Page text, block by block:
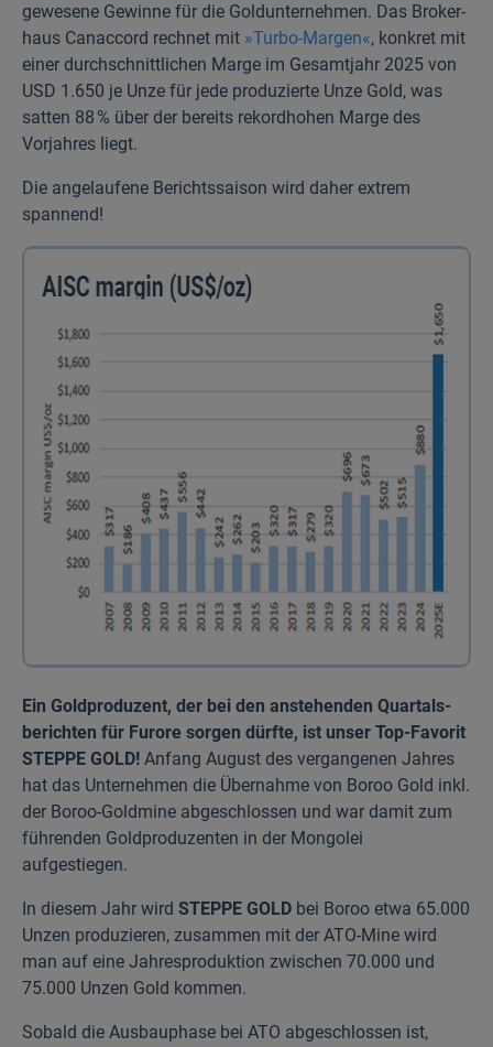
gewesene Gewinne für die Gold­unternehmen. Das Broker­
haus Canaccord rechnet mit »Turbo-Margen«, konkret mit
einer durch­schnittlichen Marge im Gesamt­jahr 2025 von
USD 1.650 je Unze für jede produzierte Unze Gold, was
satten 88 % über der bereits rekordhohen Marge des
Vorjahres liegt.
Die angelaufene Berichts­saison wird daher extrem
spannend!
Ein Gold­produzent, der bei den anstehenden Quartals­
berichten für Furore sorgen dürfte, ist unser Top-Favorit
STEPPE GOLD! Anfang August des vergangenen Jahres
hat das Unternehmen die Übernahme von Boroo Gold inkl.
der Boroo-Goldmine abgeschlossen und war damit zum
führenden Goldproduzenten in der Mongolei
aufgestiegen.
In diesem Jahr wird STEPPE GOLD bei Boroo etwa 65.000
Unzen produzieren, zusammen mit der ATO-Mine wird
man auf eine Jahres­produktion zwischen 70.000 und
75.000 Unzen Gold kommen.
Sobald die Aus­bau­phase bei ATO abgeschlossen ist,